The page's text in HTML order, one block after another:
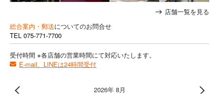
店舗一覧を見る
総合案内・郵送についてのお問合せ
TEL 075-771-7700
受付時間 ※各店舗の営業時間にて対応いたします。
E-mail、LINEは24時間受付
2026年 8月